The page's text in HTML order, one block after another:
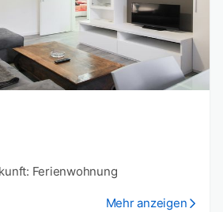
Ferienwohnung
Mehr anzeigen